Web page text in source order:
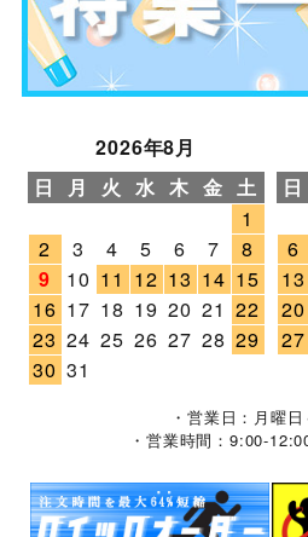
2026年8月
日
月 火 水 木 金 土
1
2
3 4 5 6 7
8
9
10 11 12 13 14 15
16 17 18 19 20 21 22
23 24 25 26 27 28 29
30 31
日
6
13
20
27
・営業日：月曜
・営業時間：9:00-